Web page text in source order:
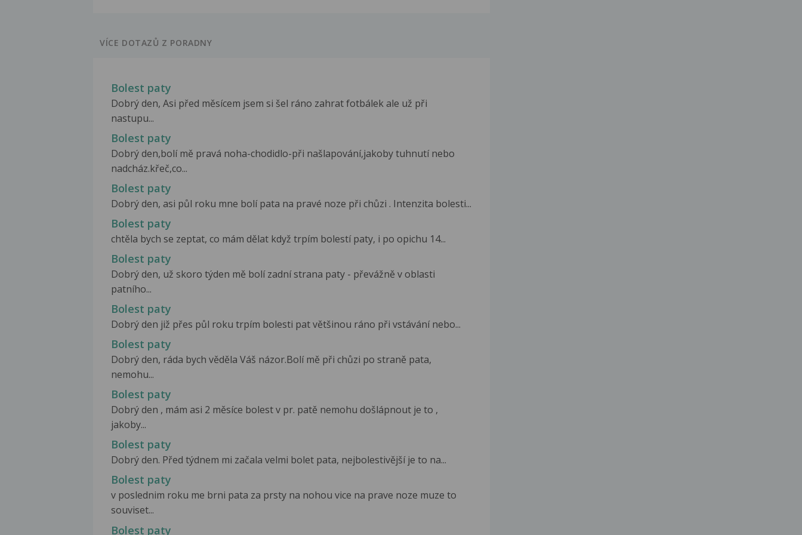
VÍCE DOTAZŮ Z PORADNY
Bolest paty
Dobrý den, Asi před měsícem jsem si šel ráno zahrat fotbálek ale už při
nastupu...
Bolest paty
Dobrý den,bolí mě pravá noha-chodidlo-při našlapování,jakoby tuhnutí nebo
nadcház.křeč,co...
Bolest paty
Dobrý den, asi půl roku mne bolí pata na pravé noze při chůzi . Intenzita bolesti...
Bolest paty
chtěla bych se zeptat, co mám dělat když trpím bolestí paty, i po opichu 14...
Bolest paty
Dobrý den, už skoro týden mě bolí zadní strana paty - převážně v oblasti
patního...
Bolest paty
Dobrý den již přes půl roku trpím bolesti pat většinou ráno při vstávání nebo...
Bolest paty
Dobrý den, ráda bych věděla Váš názor.Bolí mě při chůzi po straně pata,
nemohu...
Bolest paty
Dobrý den , mám asi 2 měsíce bolest v pr. patě nemohu došlápnout je to ,
jakoby...
Bolest paty
Dobrý den. Před týdnem mi začala velmi bolet pata, nejbolestivější je to na...
Bolest paty
v poslednim roku me brni pata za prsty na nohou vice na prave noze muze to
souviset...
Bolest paty